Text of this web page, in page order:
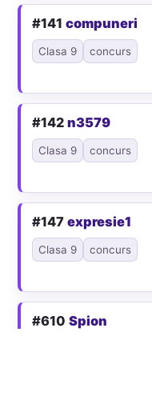
#141compuneri
Clasa 9 concurs
#142n3579
Clasa 9 concurs
#147expresie1
Clasa 9 concurs
#610Spion